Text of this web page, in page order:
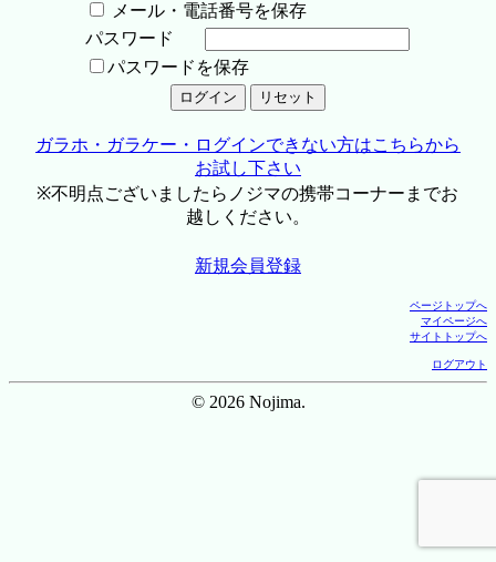
メール・電話番号を保存
パスワード
パスワードを保存
ガラホ・ガラケー・ログインできない方はこちらから
お試し下さい
※不明点ございましたらノジマの携帯コーナーまでお
越しください。
新規会員登録
ページトップへ
マイページへ
サイトトップへ
ログアウト
© 2026 Nojima.